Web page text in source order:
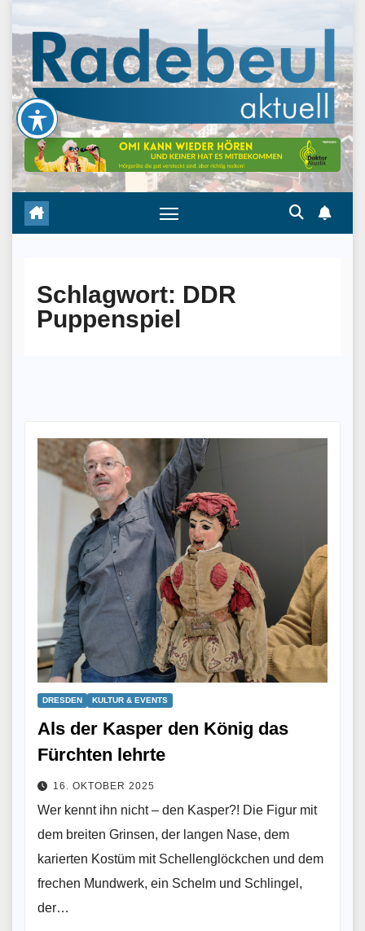
content
Schlagwort: DDR
Puppenspiel
DRESDEN KULTUR & EVENTS
Als der Kasper den König das
Fürchten lehrte
16. OKTOBER 2025
Wer kennt ihn nicht – den Kasper?! Die Figur mit
dem breiten Grinsen, der langen Nase, dem
karierten Kostüm mit Schellenglöckchen und dem
frechen Mundwerk, ein Schelm und Schlingel,
der…